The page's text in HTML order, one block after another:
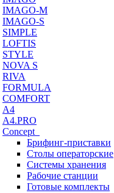
IMAGO-M
IMAGO-S
SIMPLE
LOFTIS
STYLE
NOVA S
RIVA
FORMULA
COMFORT
A4
A4.PRO
Concept
Брифинг-приставки
Столы операторские
Системы хранения
Рабочие станции
Готовые комплекты